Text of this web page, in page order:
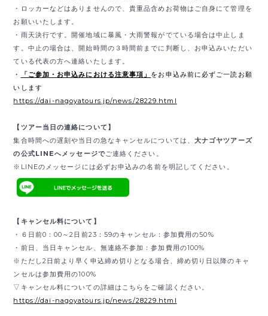
・ロッカーなどはありませんので、貴重品含めお荷物はご自身にて管理を
お願いいたします。
・雨天決行です。開催地域に暴風・大雨警報がでている場合は中止しま
す。中止の場合は、開始時間の３時間前までに判断し、お申込みいただい
ている代表の方へ連絡いたします。
・
「ご参加・お申込みにおける注意事項」 をお申込み前に必ずご一読お願
いします
https://dai-nagoyatours.jp/news/28229.html
【ツアー当日の連絡について】
集合時間への遅刻や当日の急なキャンセルについては、 大ナゴヤツアーズ
の公式LINEへメッセージでご連絡ください。
※LINEのメッセージには必ずお申込みの名前を明記してください。
【キャンセル料について】
・６日前0：00～2日前23：59のキャンセル：参加費用の50%
・前日、当日キャンセル、無連絡不参加：参加費用の100%
※ただし2日前より早く申込締め切りとなる場合、締め切り日以降のキャ
ンセルは参加費用の100%
▽キャンセル料についての詳細はこちらをご確認ください。
https://dai-nagoyatours.jp/news/28229.html